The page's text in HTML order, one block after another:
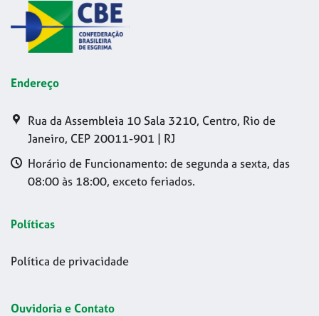
Endereço
Rua da Assembleia 10 Sala 3210, Centro, Rio de
Janeiro, CEP 20011-901 | RJ
Horário de Funcionamento: de segunda a sexta, das
08:00 às 18:00, exceto feriados.
Políticas
Política de privacidade
Ouvidoria e Contato